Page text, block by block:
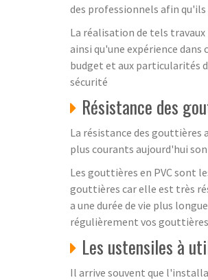
des professionnels afin
La réalisation de tels
ainsi qu'une expérience
budget et aux particularités
sécurité
Résistance des
La résistance des
plus courants aujourd'hui
Les gouttières en PVC sont
gouttières car elle est très
a une durée de vie plus
régulièrement vos
Les ustensiles à
Il arrive souvent que